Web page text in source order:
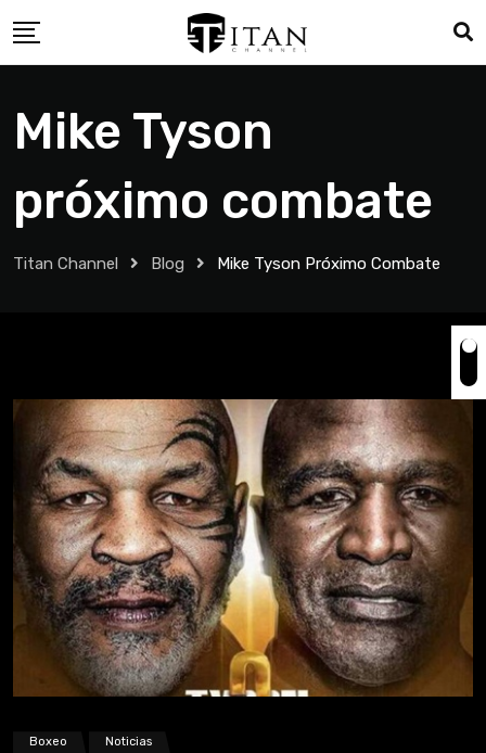
Mike Tyson
próximo combate
Titan Channel Blog Mike Tyson Próximo Combate
Boxeo Noticias